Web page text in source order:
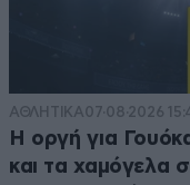
ΑΘΛΗΤΙΚΑ07·08·2026
Η οργή για
και τα χαμόγελα